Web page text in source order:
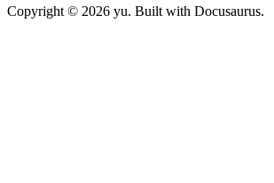
Copyright © 2026 yu. Built with Docusaurus.